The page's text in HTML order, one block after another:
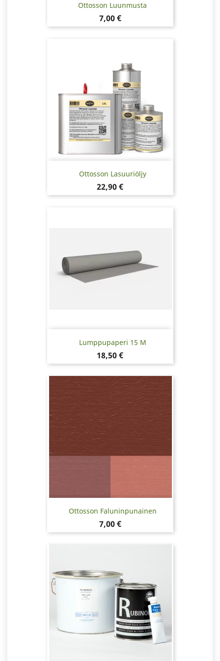
Ottosson Luunmusta
Hinta
7,00 €
Ottosson Lasuuriöljy
Hinta
22,90 €
Lumppupaperi 15 M
Hinta
18,50 €
Ottosson Faluninpunainen
Hinta
7,00 €